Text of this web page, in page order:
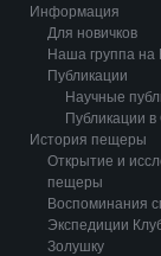
Информация
Для новичков
Наша группа на
Публикации
Научные
Публикации
История пещеры
Открытие и
пещеры
Воспоминания
Экспедиции
Золушку